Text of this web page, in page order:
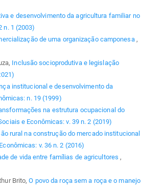
e desenvolvimento da agricultura familiar no
n. 1 (2003)
de uma organização camponesa ,
Inclusão socioprodutiva e legislação
institucional e desenvolvimento da
n. 19 (1999)
na estrutura ocupacional do
e Econômicas: v. 39 n. 2 (2019)
rural na construção do mercado institucional
v. 36 n. 2 (2016)
de vida entre famílias de agricultores ,
Brito,O povo da roça sem a roça e o manejo